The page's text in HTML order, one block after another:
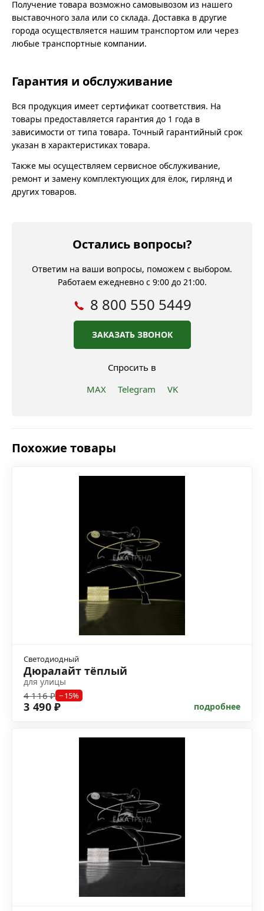
Получение товара возможно самовывозом из нашего
выставочного зала или со склада. Доставка в другие
города осуществляется нашим транспортом или через
любые транспортные компании.
Гарантия и обслуживание
Вся продукция имеет сертификат соответствия. На
товары предоставляется гарантия до 1 года в
зависимости от типа товара. Точный гарантийный срок
указан в характеристиках товара.
Также мы осуществляем сервисное обслуживание,
ремонт и замену комплектующих для ёлок, гирлянд и
других товаров.
Остались вопросы?
Ответим на ваши вопросы, поможем с выбором.
Работаем ежедневно с 9:00 до 21:00.
8 800 550 5449
ЗАКАЗАТЬ ЗВОНОК
Спросить в
MAX
Telegram VK
Похожие товары
Светодиодный
Дюралайт тёплый
для улицы
4 116 ₽ −15%
3 490 ₽ подробнее